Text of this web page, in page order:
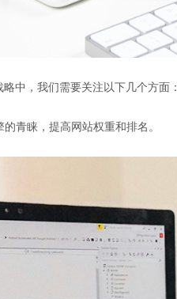
中，我们需要关注以下几个方面：
青睐，提高网站权重和排名。